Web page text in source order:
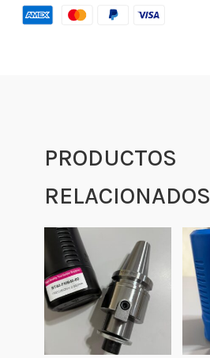
PRODUCTOS
RELACIONADOS